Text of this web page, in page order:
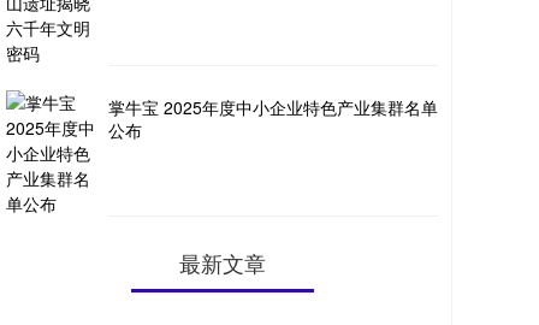
掌牛宝 2025年度中小企业特色产业集群名单
公布
最新文章